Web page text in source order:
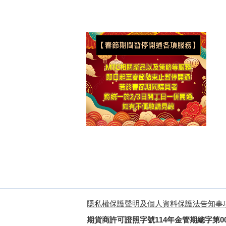
隱私權保護聲明及個人資料保護法告知事
期貨商許可證照字號114年金管期總字第